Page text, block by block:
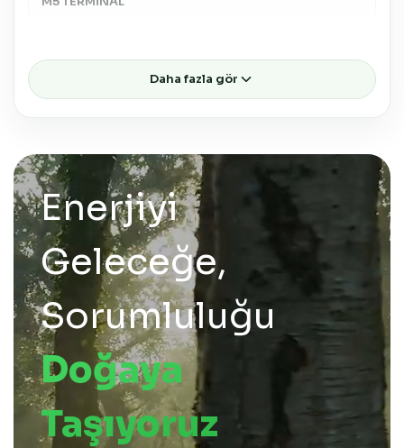
Boyutlar
Boyutlar ( GxDxY )
Daha fazla gör
Enerjiyi
Geleceğe,
Sorumluluğu
Doğaya
Taşıyoruz